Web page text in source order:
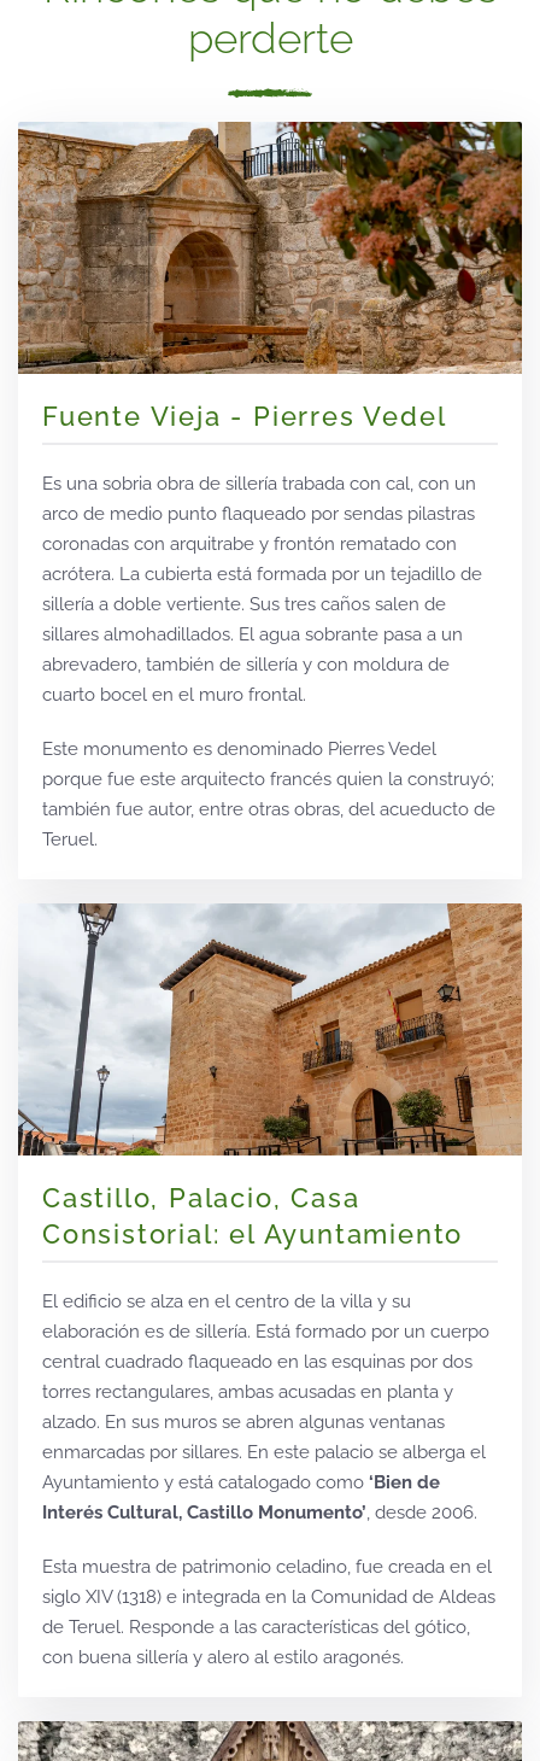
perderte
Fuente Vieja - Pierres Vedel
Es una sobria obra de sillería trabada con cal, con un
arco de medio punto flaqueado por sendas pilastras
coronadas con arquitrabe y frontón rematado con
acrótera. La cubierta está formada por un tejadillo de
sillería a doble vertiente. Sus tres caños salen de
sillares almohadillados. El agua sobrante pasa a un
abrevadero, también de sillería y con moldura de
cuarto bocel en el muro frontal.
Este monumento es denominado Pierres Vedel
porque fue este arquitecto francés quien la construyó;
también fue autor, entre otras obras, del acueducto de
Teruel.
Castillo, Palacio, Casa
Consistorial: el Ayuntamiento
El edificio se alza en el centro de la villa y su
elaboración es de sillería. Está formado por un cuerpo
central cuadrado flaqueado en las esquinas por dos
torres rectangulares, ambas acusadas en planta y
alzado. En sus muros se abren algunas ventanas
enmarcadas por sillares. En este palacio se alberga el
Ayuntamiento y está catalogado como ‘Bien de
Interés Cultural, Castillo Monumento’, desde 2006.
Esta muestra de patrimonio celadino, fue creada en el
siglo XIV (1318) e integrada en la Comunidad de Aldeas
de Teruel. Responde a las características del gótico,
con buena sillería y alero al estilo aragonés.